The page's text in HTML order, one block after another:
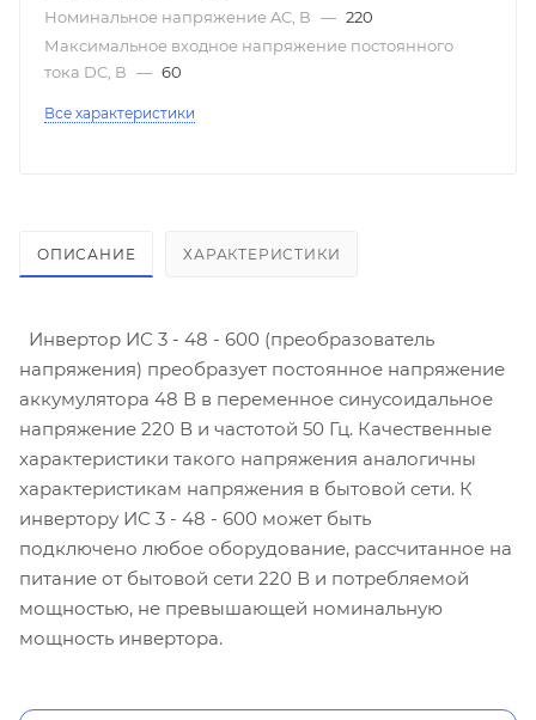
Номинальное напряжение AC, В — 220
Максимальное входное напряжение постоянного
тока DC, В — 60
Все характеристики
ОПИСАНИЕ ХАРАКТЕРИСТИКИ
Инвертор ИС 3 - 48 - 600 (преобразователь
напряжения) преобразует постоянное напряжение
аккумулятора 48 В в переменное синусоидальное
напряжение 220 В и частотой 50 Гц. Качественные
характеристики такого напряжения аналогичны
характеристикам напряжения в бытовой сети. К
инвертору ИС 3 - 48 - 600 может быть
подключено любое оборудование, рассчитанное на
питание от бытовой сети 220 В и потребляемой
мощностью, не превышающей номинальную
мощность инвертора.